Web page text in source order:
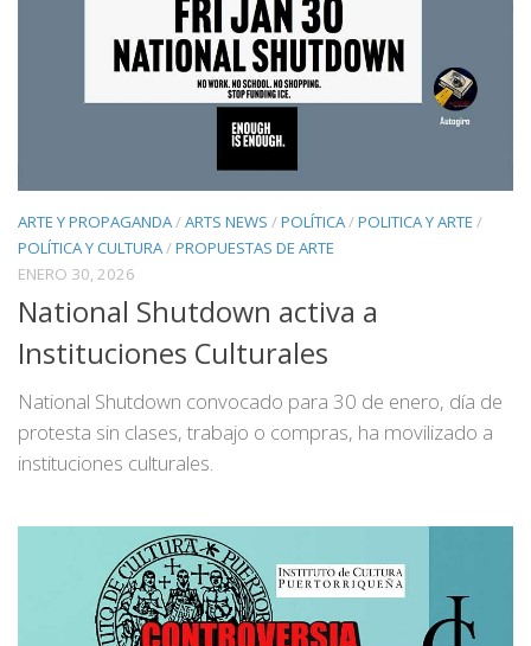
ARTE Y PROPAGANDA/ARTS NEWS /POLÍTICA/POLITICA Y ARTE /
POLÍTICA Y CULTURA/PROPUESTAS DE ARTE
ENERO 30, 2026
National Shutdown activa a
Instituciones Culturales
National Shutdown convocado para 30 de enero, día de
protesta sin clases, trabajo o compras, ha movilizado a
instituciones culturales.